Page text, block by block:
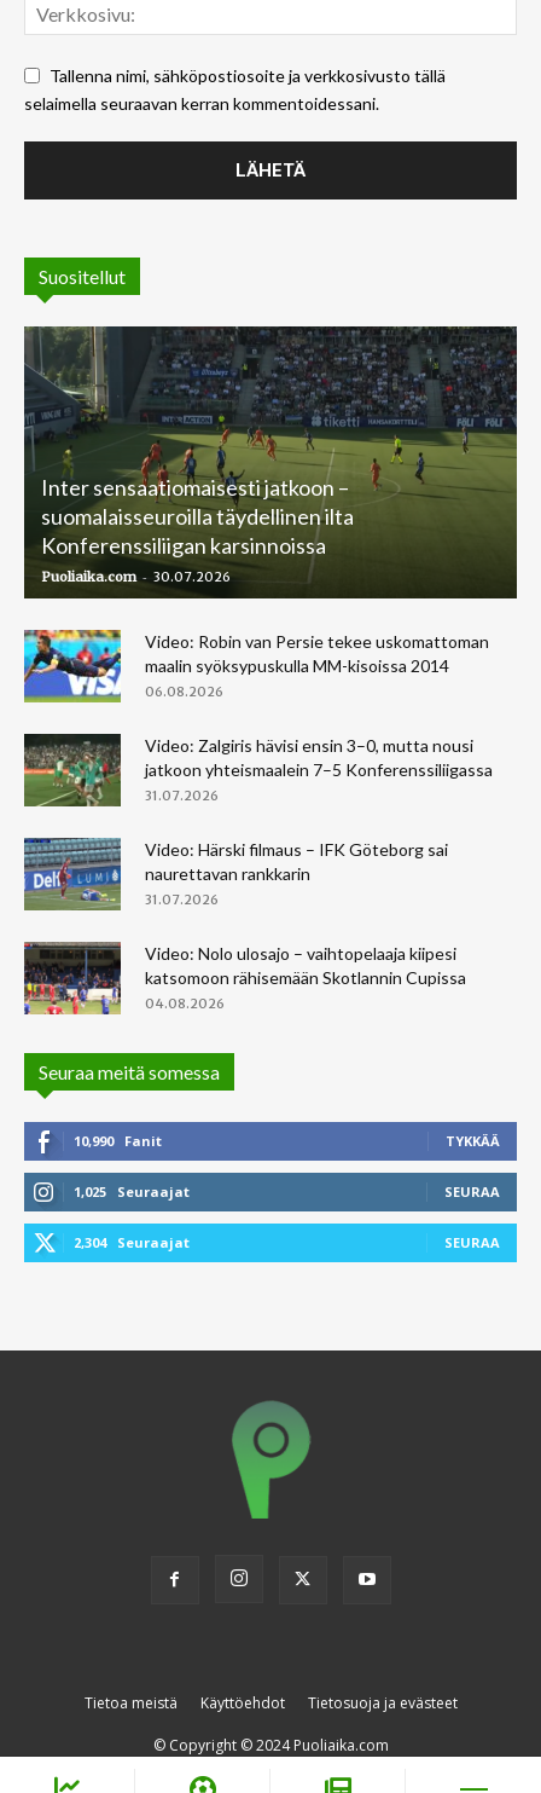
Tallenna nimi, sähköpostiosoite ja verkkosivusto tällä
selaimella seuraavan kerran kommentoidessani.
Suositellut
Inter sensaatiomaisesti jatkoon –
suomalaisseuroilla täydellinen ilta
Konferenssiliigan karsinnoissa
Puoliaika.com - 30.07.2026
Video: Robin van Persie tekee uskomattoman
maalin syöksypuskulla MM-kisoissa 2014
06.08.2026
Video: Zalgiris hävisi ensin 3–0, mutta nousi
jatkoon yhteismaalein 7–5 Konferenssiliigassa
31.07.2026
Video: Härski filmaus – IFK Göteborg sai
naurettavan rankkarin
31.07.2026
Video: Nolo ulosajo – vaihtopelaaja kiipesi
katsomoon rähisemään Skotlannin Cupissa
04.08.2026
Seuraa meitä somessa
10,990 Fanit TYKKÄÄ
1,025 Seuraajat SEURAA
2,304 Seuraajat SEURAA
Tietoa meistä Käyttöehdot Tietosuoja ja evästeet
© Copyright © 2024 Puoliaika.com